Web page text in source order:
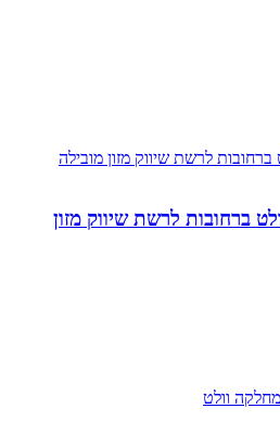
ברחובות לרשת שיווק מזון
וולט